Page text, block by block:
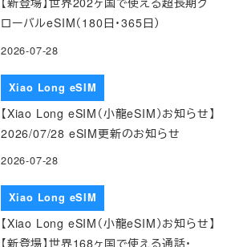
ローバルeSIM（180日・365日）
2026-07-28
Xiao Long eSIM
【Xiao Long eSIM（小龍eSIM）お知らせ】
2026/07/28 eSIM更新のお知らせ
2026-07-28
Xiao Long eSIM
【Xiao Long eSIM（小龍eSIM）お知らせ】
【新登場】世界168ヶ国で使える通話・